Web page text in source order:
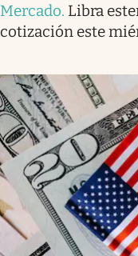
Mercado. Libra
cotización este